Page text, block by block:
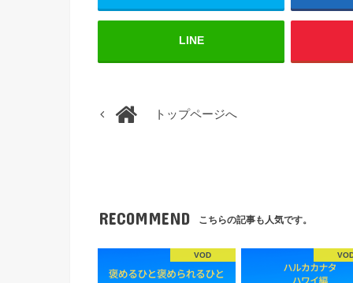
LINE
トップページへ
RECOMMEND こちらの記事も人気です。
VOD